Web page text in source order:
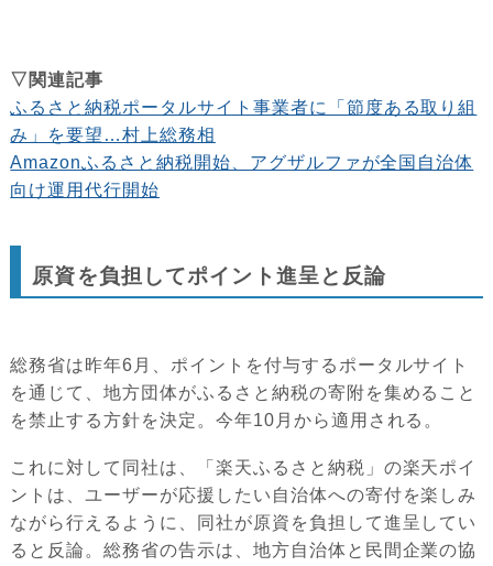
▽関連記事
ふるさと納税ポータルサイト事業者に「節度ある取り組
み」を要望…村上総務相
Amazonふるさと納税開始、アグザルファが全国自治体
向け運用代行開始
原資を負担してポイント進呈と反論
総務省は昨年6月、ポイントを付与するポータルサイト
を通じて、地方団体がふるさと納税の寄附を集めること
を禁止する方針を決定。今年10月から適用される。
これに対して同社は、「楽天ふるさと納税」の楽天ポイ
ントは、ユーザーが応援したい自治体への寄付を楽しみ
ながら行えるように、同社が原資を負担して進呈してい
ると反論。総務省の告示は、地方自治体と民間企業の協